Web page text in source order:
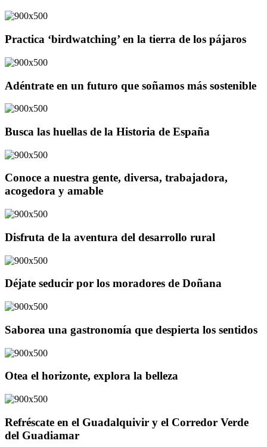
Practica ‘birdwatching’ en la tierra de los pájaros
Adéntrate en un futuro que soñamos más sostenible
Busca las huellas de la Historia de España
Conoce a nuestra gente, diversa, trabajadora,
acogedora y amable
Disfruta de la aventura del desarrollo rural
Déjate seducir por los moradores de Doñana
Saborea una gastronomía que despierta los sentidos
Otea el horizonte, explora la belleza
Refréscate en el Guadalquivir y el Corredor Verde
del Guadiamar